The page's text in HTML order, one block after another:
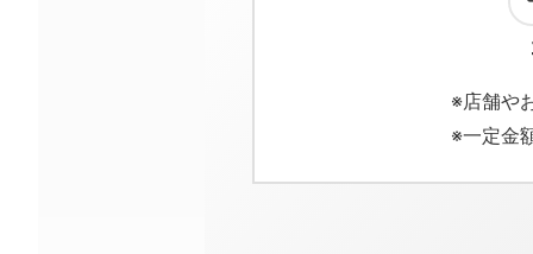
※店舗や
※一定金